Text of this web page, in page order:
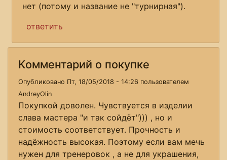
нет (потому и название не "турнирная").
ответить
Комментарий о покупке
Опубликовано Пт, 18/05/2018 - 14:26 пользователем
AndreyOlin
Покупкой доволен. Чувствуется в изделии
слава мастера "и так сойдёт"))) , но и
стоимость соответствует. Прочность и
надёжность высокая. Поэтому если вам мечь
нужен для тренеровок , а не для украшения,